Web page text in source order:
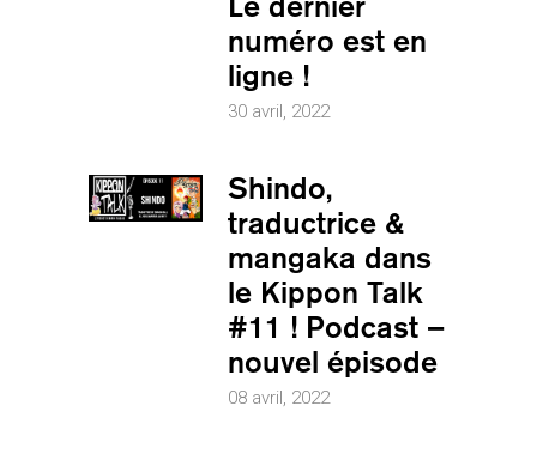
numéro est en
ligne !
30 avril, 2022
Shindo,
traductrice &
mangaka dans
le Kippon Talk
#11 ! Podcast –
nouvel épisode
08 avril, 2022